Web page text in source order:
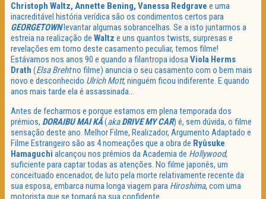
Christoph Waltz, Annette Bening, Vanessa Redgrave e uma
inacreditável história verídica são os condimentos certos para
GEORGETOWNlevantar algumas sobrancelhas. Se a isto juntarmos a
estreia na realização de Waltz e uns quantos twists, surpresas e
revelações em torno deste casamento peculiar, temos filme!
Estávamos nos anos 90 e quando a filantropa idosaViola Herms
Drath (Elsa Brehtno filme) anuncia o seu casamento com o bem mais
novo e desconhecido Ulrich Mott, ninguém ficou indiferente. E quando
anos mais tarde ela é assassinada…
Antes de fecharmos e porque estamos em plena temporada dos
prémios, DORAIBU MAI KÂ(aka DRIVE MY CAR) é, sem dúvida, o filme
sensação deste ano. Melhor Filme, Realizador, Argumento Adaptado e
Filme Estrangeiro são as 4 nomeações que a obra de Ryûsuke
Hamaguchi alcançou nos prémios da Academia de Hollywood,
suficiente para captar todas as atenções. No filme japonês, um
conceituado encenador, de luto pela morte relativamente recente da
sua esposa, embarca numa longa viagem para Hiroshima, com uma
motorista que se tornará na sua confidente.